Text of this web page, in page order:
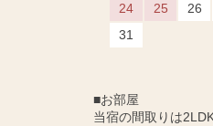
24
25 26
31
■お部屋
当宿の間取りは